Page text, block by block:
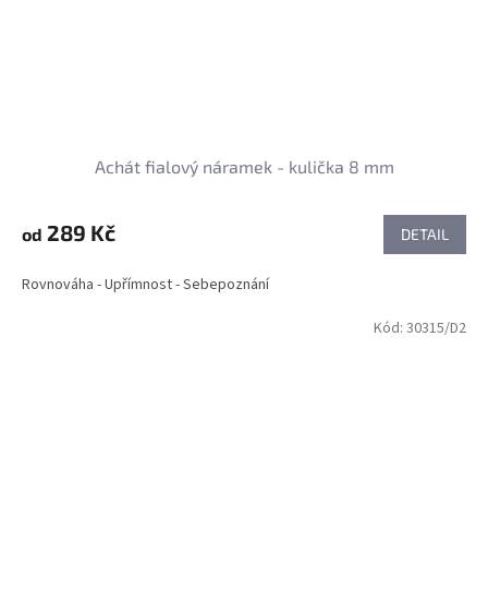
Achát fialový náramek - kulička 8 mm
od 289 Kč DETAIL
Rovnováha - Upřímnost - Sebepoznání
Kód: 30315/D2